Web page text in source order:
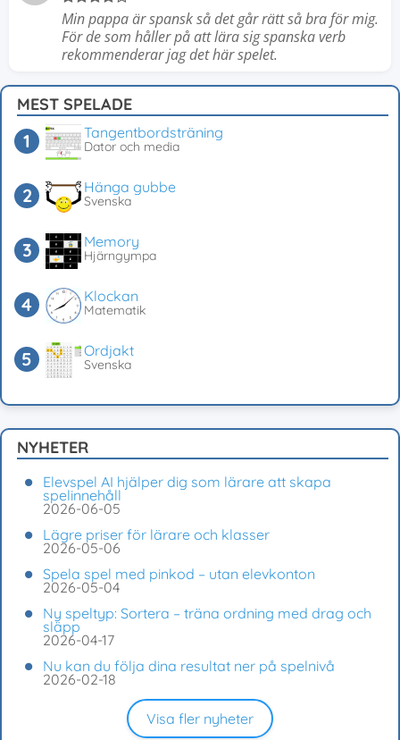
Min pappa är spansk så det går rätt så bra för mig.
För de som håller på att lära sig spanska verb
rekommenderar jag det här spelet.
MEST SPELADE
Tangentbordsträning
Dator och media
Hänga gubbe
Svenska
Memory
Hjärngympa
Klockan
Matematik
Ordjakt
Svenska
NYHETER
Elevspel AI hjälper dig som lärare att skapa
spelinnehåll
2026-06-05
Lägre priser för lärare och klasser
2026-05-06
Spela spel med pinkod – utan elevkonton
2026-05-04
Ny speltyp: Sortera – träna ordning med drag och
släpp
2026-04-17
Nu kan du följa dina resultat ner på spelnivå
2026-02-18
Visa fler nyheter